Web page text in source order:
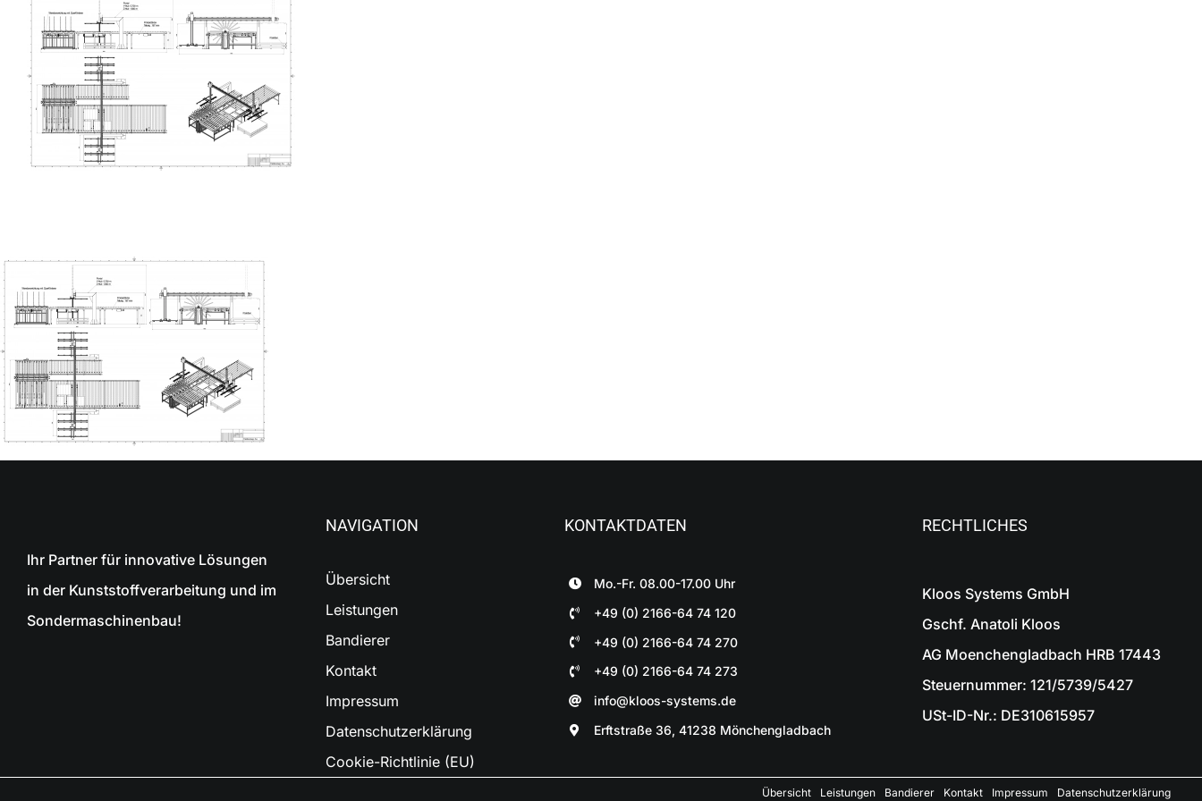
Ihr Partner für innovative Lösungen
in der Kunststoffverarbeitung und im
Sondermaschinenbau!
NAVIGATION
Übersicht
Leistungen
Bandierer
Kontakt
Impressum
Datenschutzerklärung
Cookie-Richtlinie (EU)
KONTAKTDATEN
Mo.-Fr. 08.00-17.00 Uhr
+49 (0) 2166-64 74 120
+49 (0) 2166-64 74 270
+49 (0) 2166-64 74 273
info@kloos-systems.de
Erftstraße 36, 41238 Mönchengladbach
RECHTLICHES
Kloos Systems GmbH
Gschf. Anatoli Kloos
AG Moenchengladbach HRB 17443
Steuernummer: 121/5739/5427
USt-ID-Nr.: DE310615957
Übersicht Leistungen Bandierer Kontakt Impressum Datenschutzerklärung